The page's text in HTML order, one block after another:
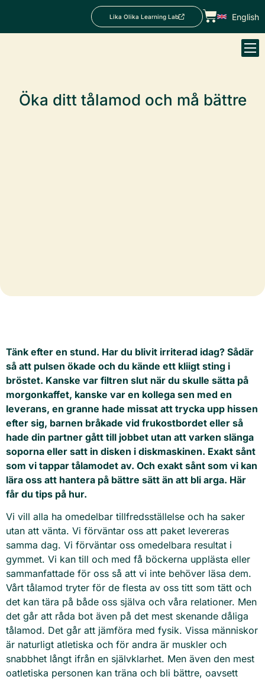
Lika Olika Learning Lab English
Öka ditt tålamod och må bättre
Tänk efter en stund. Har du blivit irriterad idag? Sådär
så att pulsen ökade och du kände ett kliigt sting i
bröstet. Kanske var filtren slut när du skulle sätta på
morgonkaffet, kanske var en kollega sen med en
leverans, en granne hade missat att trycka upp hissen
efter sig, barnen bråkade vid frukostbordet eller så
hade din partner gått till jobbet utan att varken slänga
soporna eller satt in disken i diskmaskinen. Exakt sånt
som vi tappar tålamodet av. Och exakt sånt som vi kan
lära oss att hantera på bättre sätt än att bli arga. Här
får du tips på hur.
Vi vill alla ha omedelbar tillfredsställelse och ha saker
utan att vänta. Vi förväntar oss att paket levereras
samma dag. Vi förväntar oss omedelbara resultat i
gymmet. Vi kan till och med få böckerna upplästa eller
sammanfattade för oss så att vi inte behöver läsa dem.
Vårt tålamod tryter för de flesta av oss titt som tätt och
det kan tära på både oss själva och våra relationer. Men
det går att råda bot även på det mest skenande dåliga
tålamod. Det går att jämföra med fysik. Vissa människor
är naturligt atletiska och för andra är muskler och
snabbhet långt ifrån en självklarhet. Men även den mest
oatletiska personen kan träna och bli bättre, oavsett